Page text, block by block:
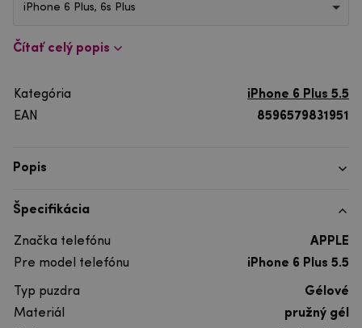
iPhone 6 Plus, 6s Plus
Čítať celý popis
Kategória
iPhone 6 Plus 5.5
EAN
8596579831951
Popis
Špecifikácia
Značka telefónu
APPLE
Pre model telefónu
iPhone 6 Plus 5.5
Typ puzdra
Gélové
Materiál
pružný gél